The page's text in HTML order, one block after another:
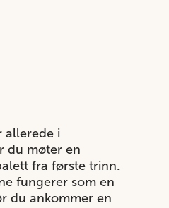
allerede i
du møter en
fra første trinn.
fungerer som en
du ankommer en